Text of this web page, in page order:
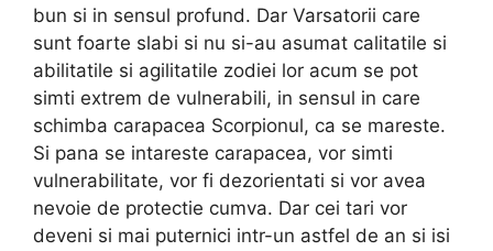
bun si in sensul profund. Dar Varsatorii care
sunt foarte slabi si nu si-au asumat calitatile si
abilitatile si agilitatile zodiei lor acum se pot
simti extrem de vulnerabili, in sensul in care
schimba carapacea Scorpionul, ca se mareste.
Si pana se intareste carapacea, vor simti
vulnerabilitate, vor fi dezorientati si vor avea
nevoie de protectie cumva. Dar cei tari vor
deveni si mai puternici intr-un astfel de an si isi